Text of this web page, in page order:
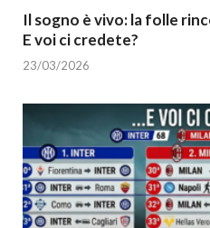
Il sogno è vivo: la folle
E voi ci credete?
23/03/2026